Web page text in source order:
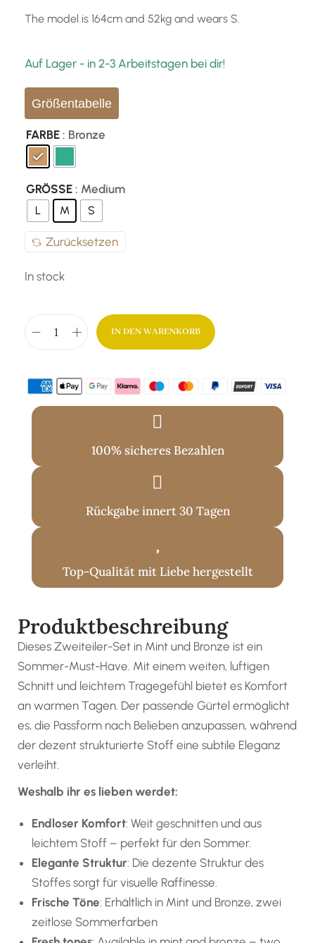
The model is 164cm and 52kg and wears S.
Auf Lager - in 2-3 Arbeitstagen bei dir!
Größentabelle
FARBE : Bronze
GRÖSSE : Medium
L M S
Zurücksetzen
In stock
IN DEN WARENKORB
100% sicheres Bezahlen
Rückgabe innert 30 Tagen
Top-Qualität mit Liebe hergestellt
Produktbeschreibung
Dieses Zweiteiler-Set in Mint und Bronze ist ein
Sommer-Must-Have. Mit einem weiten, luftigen
Schnitt und leichtem Tragegefühl bietet es Komfort
an warmen Tagen. Der passende Gürtel ermöglicht
es, die Passform nach Belieben anzupassen, während
der dezent strukturierte Stoff eine subtile Eleganz
verleiht.
Weshalb ihr es lieben werdet:
Endloser Komfort: Weit geschnitten und aus
leichtem Stoff – perfekt für den Sommer.
Elegante Struktur: Die dezente Struktur des
Stoffes sorgt für visuelle Raffinesse.
Frische Töne: Erhältlich in Mint und Bronze, zwei
zeitlose Sommerfarben